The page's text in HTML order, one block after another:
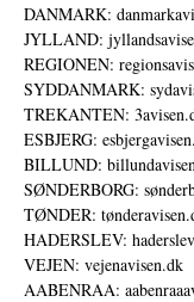
DANMARK:
JYLLAND:
REGIONEN:
SYDDANMARK:
TREKANTEN:
ESBJERG:
BILLUND:
SØNDERBORG:
TØNDER:
HADERSLEV:
VEJEN: vejenavisen.dk
AABENRAA: